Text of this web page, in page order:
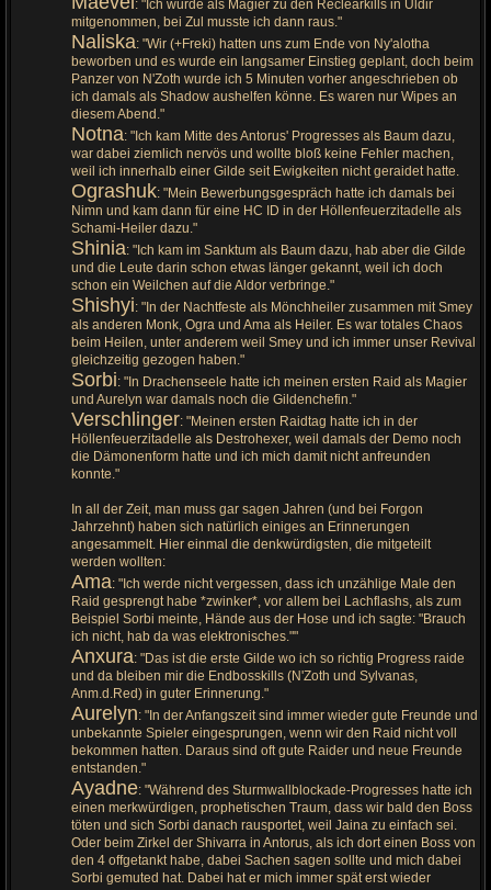
: "Ich wurde als Magier zu den Reclearkills in Uldir
mitgenommen, bei Zul musste ich dann raus."
Naliska: "Wir (+Freki) hatten uns zum Ende von Ny'alotha
beworben und es wurde ein langsamer Einstieg geplant, doch beim
Panzer von N'Zoth wurde ich 5 Minuten vorher angeschrieben ob
ich damals als Shadow aushelfen könne. Es waren nur Wipes an
diesem Abend."
Notna: "Ich kam Mitte des Antorus' Progresses als Baum dazu,
war dabei ziemlich nervös und wollte bloß keine Fehler machen,
weil ich innerhalb einer Gilde seit Ewigkeiten nicht geraidet hatte.
Ograshuk: "Mein Bewerbungsgespräch hatte ich damals bei
Nimn und kam dann für eine HC ID in der Höllenfeuerzitadelle als
Schami-Heiler dazu."
Shinia: "Ich kam im Sanktum als Baum dazu, hab aber die Gilde
und die Leute darin schon etwas länger gekannt, weil ich doch
schon ein Weilchen auf die Aldor verbringe."
Shishyi: "In der Nachtfeste als Mönchheiler zusammen mit Smey
als anderen Monk, Ogra und Ama als Heiler. Es war totales Chaos
beim Heilen, unter anderem weil Smey und ich immer unser Revival
gleichzeitig gezogen haben."
Sorbi: "In Drachenseele hatte ich meinen ersten Raid als Magier
und Aurelyn war damals noch die Gildenchefin."
Verschlinger: "Meinen ersten Raidtag hatte ich in der
Höllenfeuerzitadelle als Destrohexer, weil damals der Demo noch
die Dämonenform hatte und ich mich damit nicht anfreunden
konnte."
In all der Zeit, man muss gar sagen Jahren (und bei Forgon
Jahrzehnt) haben sich natürlich einiges an Erinnerungen
angesammelt. Hier einmal die denkwürdigsten, die mitgeteilt
werden wollten:
Ama: "Ich werde nicht vergessen, dass ich unzählige Male den
Raid gesprengt habe *zwinker*, vor allem bei Lachflashs, als zum
Beispiel Sorbi meinte, Hände aus der Hose und ich sagte: "Brauch
ich nicht, hab da was elektronisches.""
Anxura: "Das ist die erste Gilde wo ich so richtig Progress raide
und da bleiben mir die Endbosskills (N'Zoth und Sylvanas,
Anm.d.Red) in guter Erinnerung."
Aurelyn: "In der Anfangszeit sind immer wieder gute Freunde und
unbekannte Spieler eingesprungen, wenn wir den Raid nicht voll
bekommen hatten. Daraus sind oft gute Raider und neue Freunde
entstanden."
Ayadne: "Während des Sturmwallblockade-Progresses hatte ich
einen merkwürdigen, prophetischen Traum, dass wir bald den Boss
töten und sich Sorbi danach rausportet, weil Jaina zu einfach sei.
Oder beim Zirkel der Shivarra in Antorus, als ich dort einen Boss von
den 4 offgetankt habe, dabei Sachen sagen sollte und mich dabei
Sorbi gemuted hat. Dabei hat er mich immer spät erst wieder